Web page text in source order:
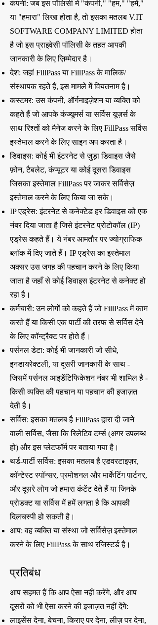
कंपनी: जब इस पॉलिसी में "कंपनी," "हम," "हमें,"
या "हमारा" लिखा होता है, तो इसका मतलब V.IT
SOFTWARE COMPANY LIMITED होता
है जो इस प्राइवेसी पॉलिसी के तहत आपकी
जानकारी के लिए ज़िम्मेदार है।
देश: जहां FillPass या FillPass के मालिक/
संस्थापक रहते हैं, इस मामले में वियतनाम है।
कस्टमर: उस कंपनी, ऑर्गनाइज़ेशन या व्यक्ति को
कहते हैं जो आपके कंज्यूमर्स या सर्विस यूज़र्स के
साथ रिश्तों को मैनेज करने के लिए FillPass सर्विस
इस्तेमाल करने के लिए साइन अप करता है।
डिवाइस: कोई भी इंटरनेट से जुड़ा डिवाइस जैसे
फ़ोन, टैबलेट, कंप्यूटर या कोई दूसरा डिवाइस
जिसका इस्तेमाल FillPass पर जाकर सर्विसेज़
इस्तेमाल करने के लिए किया जा सके।
IP एड्रेस: ​​इंटरनेट से कनेक्टेड हर डिवाइस को एक
नंबर दिया जाता है जिसे इंटरनेट प्रोटोकॉल (IP)
एड्रेस कहते हैं। ये नंबर आमतौर पर ज्योग्राफिक
ब्लॉक में दिए जाते हैं। IP एड्रेस का इस्तेमाल
अक्सर उस जगह की पहचान करने के लिए किया
जाता है जहाँ से कोई डिवाइस इंटरनेट से कनेक्ट हो
रहा है।
कर्मचारी: उन लोगों को कहते हैं जो FillPass में काम
करते हैं या किसी एक पार्टी की तरफ से सर्विस देने
के लिए कॉन्ट्रैक्ट पर होते हैं।
पर्सनल डेटा: कोई भी जानकारी जो सीधे,
इनडायरेक्टली, या दूसरी जानकारी के साथ -
जिसमें पर्सनल आइडेंटिफिकेशन नंबर भी शामिल है -
किसी व्यक्ति की पहचान या पहचान की इजाज़त
देती है।
सर्विस: इसका मतलब है FillPass द्वारा दी जाने
वाली सर्विस, जैसा कि रिलेटिव टर्म्स (अगर उपलब्ध
हो) और इस प्लेटफॉर्म पर बताया गया है।
थर्ड-पार्टी सर्विस: इसका मतलब है एडवरटाइज़र,
कॉन्टेस्ट स्पॉन्सर, प्रमोशनल और मार्केटिंग पार्टनर,
और दूसरे लोग जो हमारा कंटेंट देते हैं या जिनके
प्रोडक्ट या सर्विस में हमें लगता है कि आपकी
दिलचस्पी हो सकती है।
आप: वह व्यक्ति या संस्था जो सर्विसेज़ इस्तेमाल
करने के लिए FillPass के साथ रजिस्टर्ड है।
प्रतिबंध
आप सहमत हैं कि आप ऐसा नहीं करेंगे, और आप
दूसरों को भी ऐसा करने की इजाज़त नहीं देंगे:
लाइसेंस देना, बेचना, किराए पर देना, लीज़ पर देना,